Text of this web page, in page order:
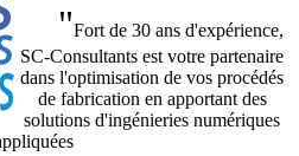
"Fort de 30 ans d'expérience,
SC-Consultants est votre partenaire
dans l'optimisation de vos procédés
de fabrication en apportant des
solutions d'ingénieries numériques